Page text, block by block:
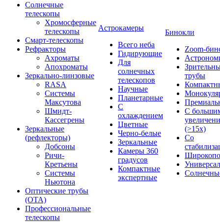
Солнечные
телескопы
Хромосферные
телескопы
Смарт-телескопы
Рефракторы
Ахроматы
Апохроматы
Зеркально-линзовые
RASA
Системы
Максутова
Шмидт-
Кассегрены
Зеркальные
(рефлекторы)
Добсоны
Ричи-
Кретьены
Системы
Ньютона
Оптические трубы
(OTA)
Профессиональные
телескопы
Астрокамеры
Всего неба
Гидирующие
Для
солнечных
телескопов
Научные
Планетарные
С
охлаждением
Цветные
Черно-белые
Зеркальные
Камеры 360
градусов
Компактные
экспертные
Бинокли
Zoom-
трубы
С
(>15x)
Со